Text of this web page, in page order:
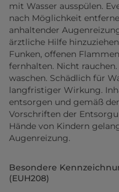
mit Wasser ausspülen.
nach Möglichkeit
anhaltender
ärztliche Hilfe
Funken, offenen
fernhalten. Nicht
waschen. Schädlich für
langfristiger Wirkung.
entsorgen und gemäß
Vorschriften der
Hände von Kindern
Augenreizung.
Besondere
(EUH208)